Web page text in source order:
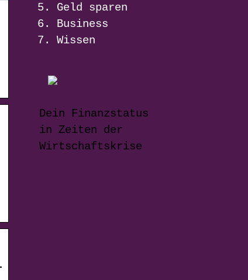
Geld sparen
Business
Wissen
Dein Finanzstatus
in Zeiten der
Wirtschaftskrise